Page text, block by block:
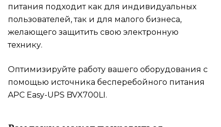
питания подходит как для индивидуальных
пользователей, так и для малого бизнеса,
желающего защитить свою электронную
технику.
Оптимизируйте работу вашего оборудования с
помощью источника бесперебойного питания
APC Easy-UPS BVX700LI.